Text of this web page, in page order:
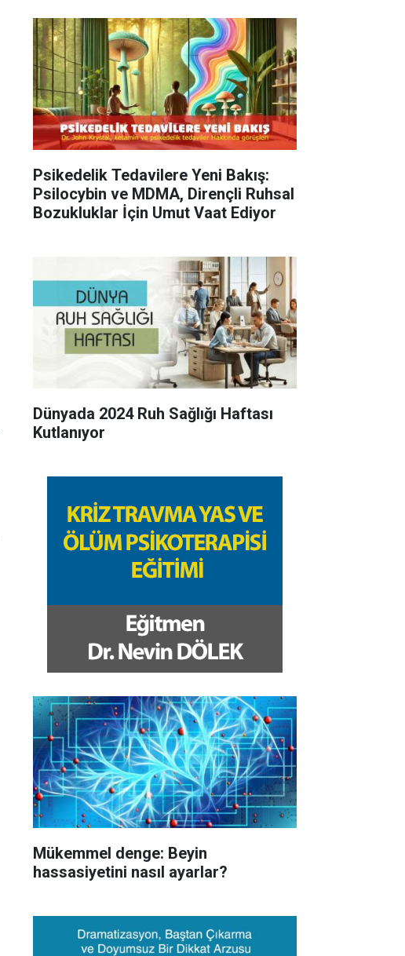
Psikedelik Tedavilere Yeni Bakış:
Psilocybin ve MDMA, Dirençli Ruhsal
Bozukluklar İçin Umut Vaat Ediyor
Dünyada 2024 Ruh Sağlığı Haftası
Kutlanıyor
Mükemmel denge: Beyin
hassasiyetini nasıl ayarlar?